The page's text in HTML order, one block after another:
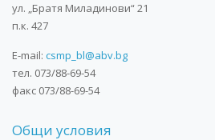
ул. „Братя Миладинови“ 21
п.к. 427
E-mail: csmp_bl@abv.bg
тел. 073/88-69-54
факс 073/88-69-54
Общи условия